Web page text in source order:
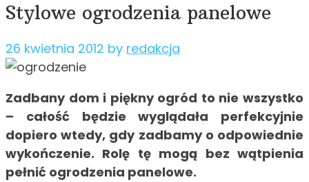
Stylowe ogrodzenia panelowe
26 kwietnia 2012 by redakcja
Zadbany dom i piękny ogród to nie wszystko
– całość będzie wyglądała perfekcyjnie
dopiero wtedy, gdy zadbamy o odpowiednie
wykończenie. Rolę tę mogą bez wątpienia
pełnić ogrodzenia panelowe.